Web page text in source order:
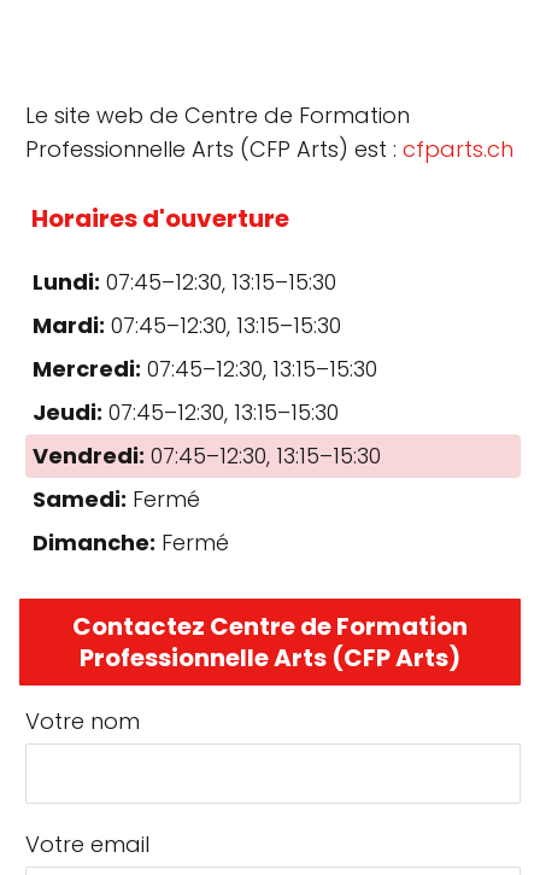
Le site web de Centre de Formation
Professionnelle Arts (CFP Arts) est : cfparts.ch
Horaires d'ouverture
Lundi: 07:45–12:30, 13:15–15:30
Mardi: 07:45–12:30, 13:15–15:30
Mercredi: 07:45–12:30, 13:15–15:30
Jeudi: 07:45–12:30, 13:15–15:30
Vendredi: 07:45–12:30, 13:15–15:30
Samedi: Fermé
Dimanche: Fermé
Contactez Centre de Formation
Professionnelle Arts (CFP Arts)
Votre nom
Votre email